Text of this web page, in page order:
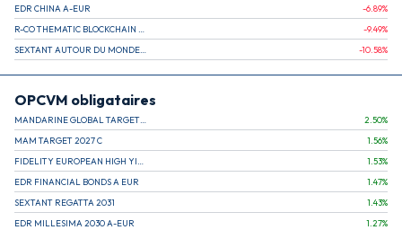
EDR CHINA A-EUR
-6.89%
-9.49%
-10.58%
OPCVM obligataires
2.50%
MAM TARGET 2027 C
1.56%
1.53%
EDR FINANCIAL BONDS A EUR
1.47%
SEXTANT REGATTA 2031
1.43%
EDR MILLESIMA 2030 A-EUR
1.27%